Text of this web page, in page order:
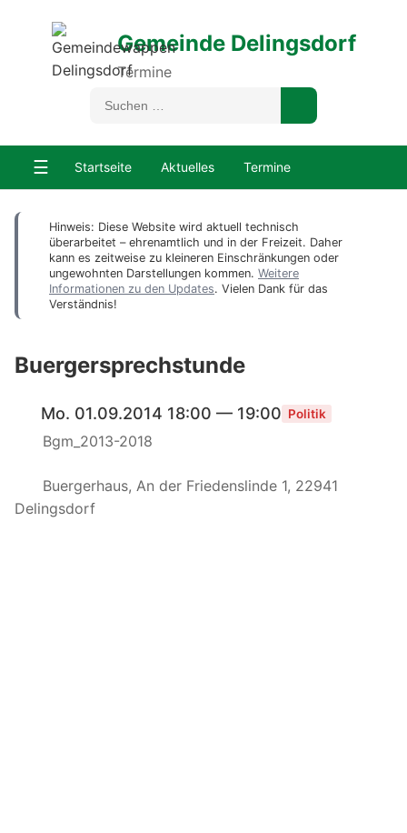
Gemeinde Delingsdorf
Termine
☰ Startseite Aktuelles Termine
Hinweis: Diese Website wird aktuell technisch
überarbeitet – ehrenamtlich und in der Freizeit. Daher
kann es zeitweise zu kleineren Einschränkungen oder
ungewohnten Darstellungen kommen. Weitere
Informationen zu den Updates. Vielen Dank für das
Verständnis!
Buergersprechstunde
Mo. 01.09.2014 18:00 — 19:00 Politik
Bgm_2013-2018
Buergerhaus, An der Friedenslinde 1, 22941
Delingsdorf